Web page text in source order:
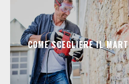
COME SCEGLIERE IL